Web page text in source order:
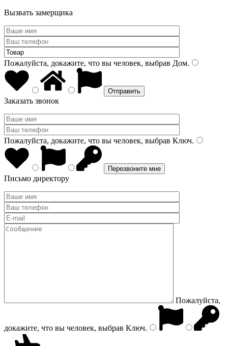
Вызвать замерщика
Пожалуйста, докажите, что вы человек, выбрав Дом.
Заказать звонок
Пожалуйста, докажите, что вы человек, выбрав Ключ.
Письмо директору
Пожалуйста,
докажите, что вы человек, выбрав Ключ.